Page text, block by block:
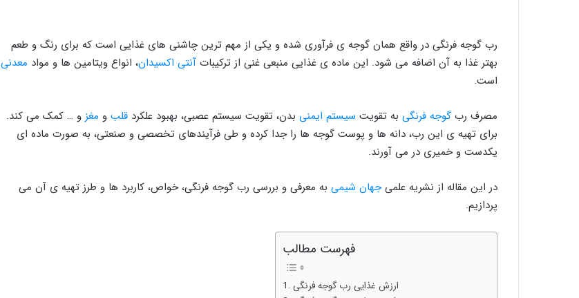
رب گوجه فرنگی در واقع همان گوجه ی فرآوری شده و یکی از مهم ترین چاشنی های غذایی است که برای رنگ و طعم
بهتر غذا به آن اضافه می شود. این ماده ی غذایی منبعی غنی از ترکیبات آنتی اکسیدان، انواع ویتامین ها و مواد معدنی
است.
مصرف رب گوجه فرنگی به تقویت سیستم ایمنی بدن، تقویت سیستم عصبی، بهبود علکرد قلب و مغز و … کمک می کند.
برای تهیه ی این رب، دانه ها و پوست گوجه ها را جدا کرده و طی فرآیندهای تخصصی و صنعتی، به صورت ماده ای
یکدست و خمیری در می آورند.
در این مقاله از نشریه علمیجهان شیمی به معرفی و بررسی رب گوجه فرنگی، خواص، کاربرد ها و طرز تهیه ی آن می
پردازیم.
فهرست مطالب
ارزش غذایی رب گوجه فرنگی